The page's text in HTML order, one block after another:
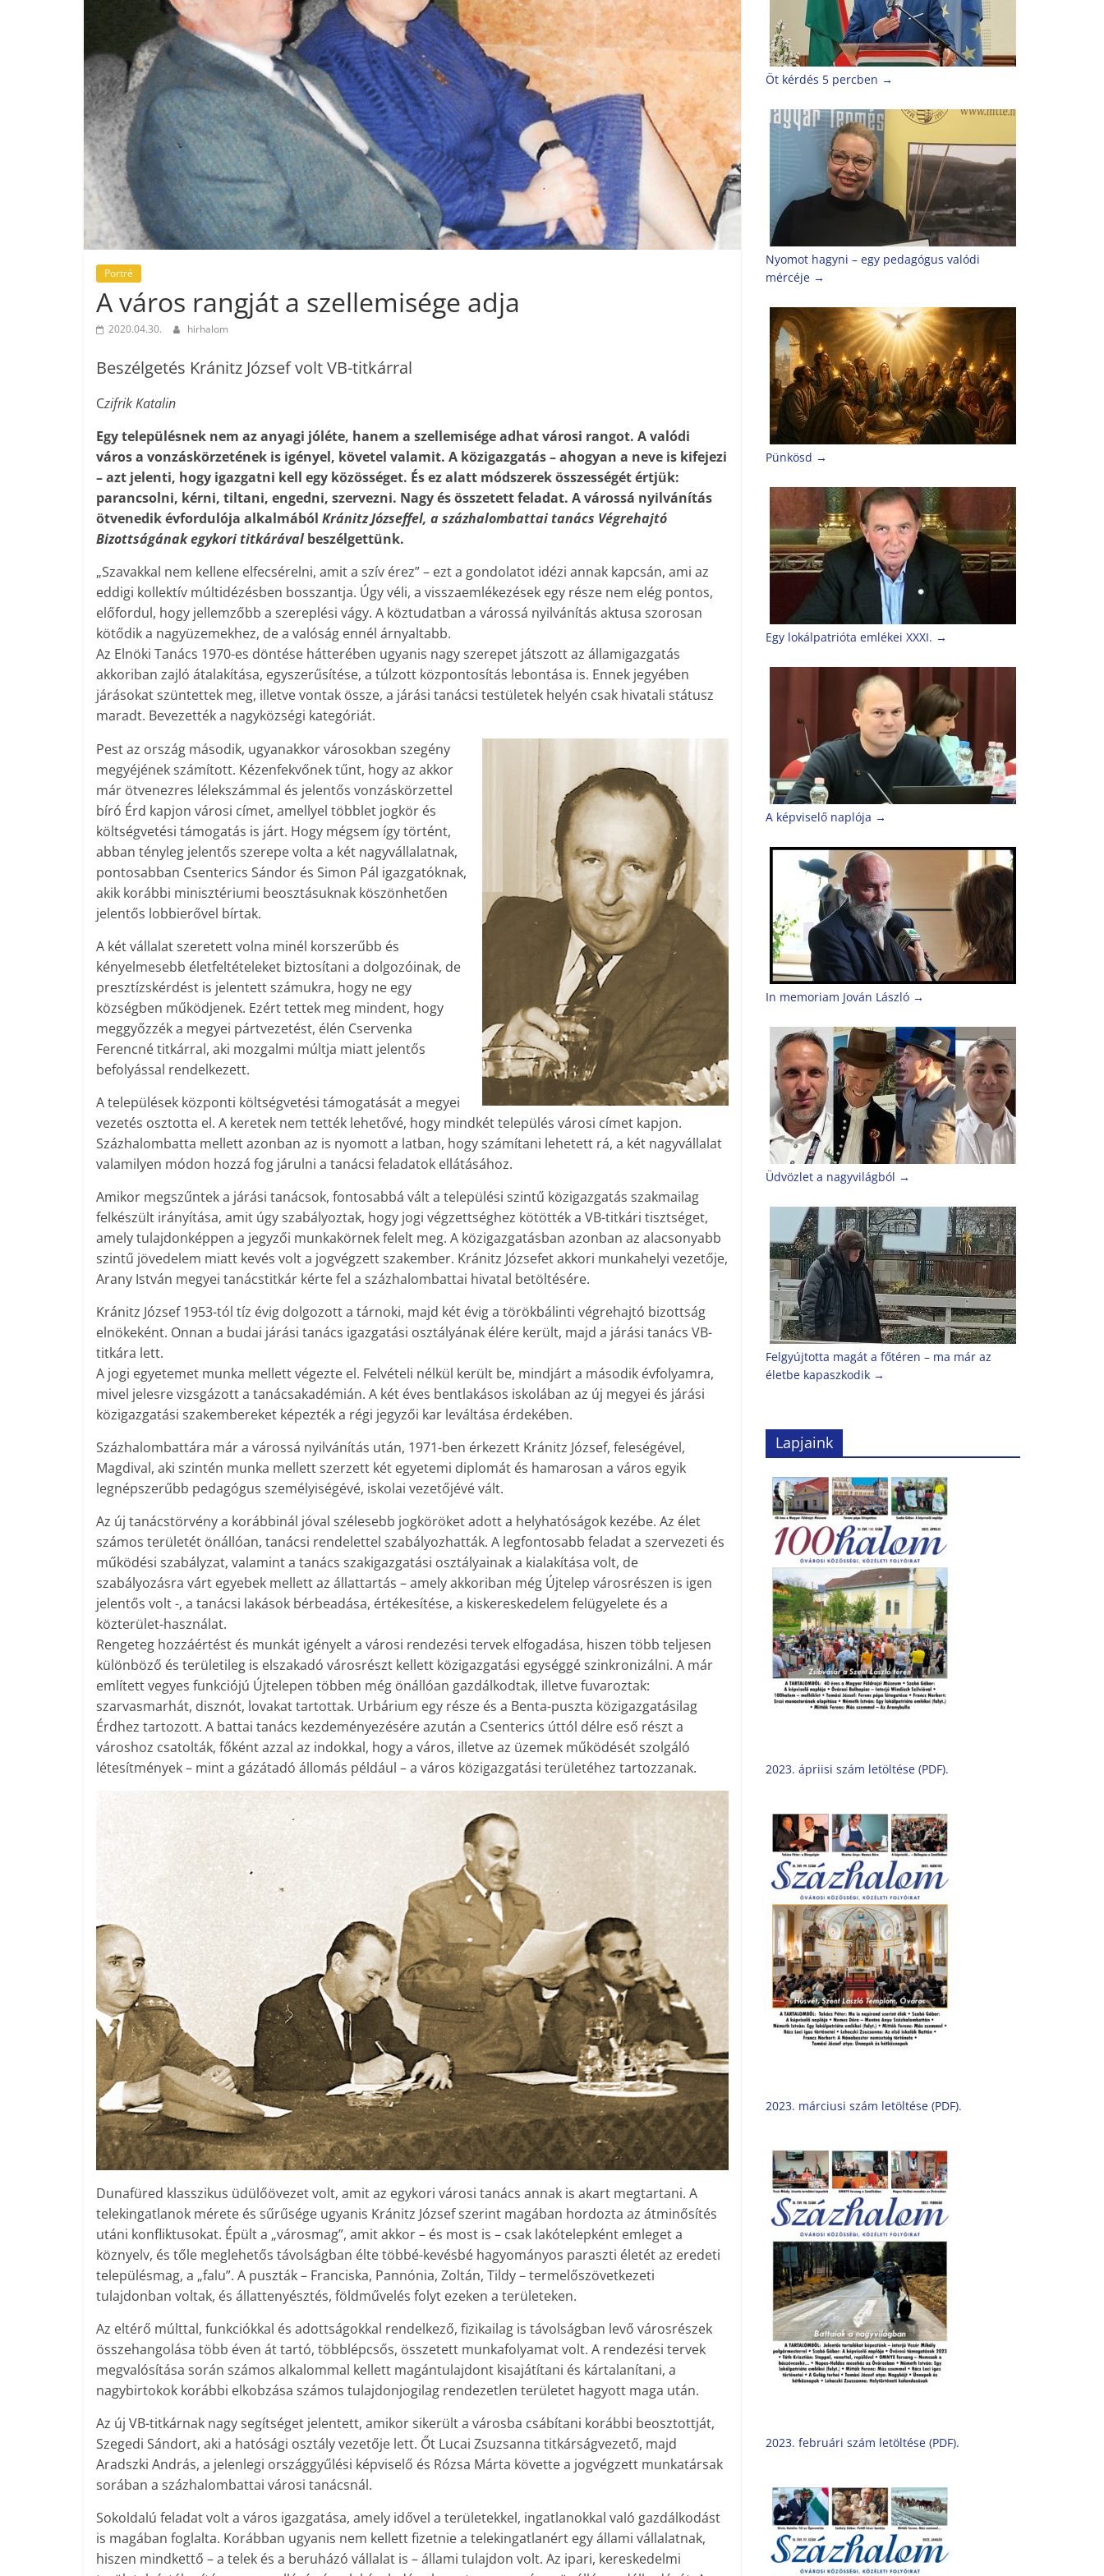
Portré
A város rangját a szellemisége adja
2020.04.30. hirhalom
Beszélgetés Kránitz József volt VB-titkárral
Czifrik Katalin
Egy településnek nem az anyagi jóléte, hanem a szellemisége adhat városi rangot. A valódi
város a vonzáskörzetének is igényel, követel valamit. A közigazgatás – ahogyan a neve is kifejezi
– azt jelenti, hogy igazgatni kell egy közösséget. És ez alatt módszerek összességét értjük:
parancsolni, kérni, tiltani, engedni, szervezni. Nagy és összetett feladat. A várossá nyilvánítás
ötvenedik évfordulója alkalmából Kránitz Józseffel, a százhalombattai tanács Végrehajtó
Bizottságának egykori titkárával beszélgettünk.
„Szavakkal nem kellene elfecsérelni, amit a szív érez” – ezt a gondolatot idézi annak kapcsán, ami az
eddigi kollektív múltidézésben bosszantja. Úgy véli, a visszaemlékezések egy része nem elég pontos,
előfordul, hogy jellemzőbb a szereplési vágy. A köztudatban a várossá nyilvánítás aktusa szorosan
kötődik a nagyüzemekhez, de a valóság ennél árnyaltabb.
Az Elnöki Tanács 1970-es döntése hátterében ugyanis nagy szerepet játszott az államigazgatás
akkoriban zajló átalakítása, egyszerűsítése, a túlzott központosítás lebontása is. Ennek jegyében
járásokat szüntettek meg, illetve vontak össze, a járási tanácsi testületek helyén csak hivatali státusz
maradt. Bevezették a nagyközségi kategóriát.
Pest az ország második, ugyanakkor városokban szegény
megyéjének számított. Kézenfekvőnek tűnt, hogy az akkor
már ötvenezres lélekszámmal és jelentős vonzáskörzettel
bíró Érd kapjon városi címet, amellyel többlet jogkör és
költségvetési támogatás is járt. Hogy mégsem így történt,
abban tényleg jelentős szerepe volta a két nagyvállalatnak,
pontosabban Csenterics Sándor és Simon Pál igazgatóknak,
akik korábbi minisztériumi beosztásuknak köszönhetően
jelentős lobbierővel bírtak.
A két vállalat szeretett volna minél korszerűbb és
kényelmesebb életfeltételeket biztosítani a dolgozóinak, de
presztízskérdést is jelentett számukra, hogy ne egy
községben működjenek. Ezért tettek meg mindent, hogy
meggyőzzék a megyei pártvezetést, élén Cservenka
Ferencné titkárral, aki mozgalmi múltja miatt jelentős
befolyással rendelkezett.
A települések központi költségvetési támogatását a megyei
vezetés osztotta el. A keretek nem tették lehetővé, hogy mindkét település városi címet kapjon.
Százhalombatta mellett azonban az is nyomott a latban, hogy számítani lehetett rá, a két nagyvállalat
valamilyen módon hozzá fog járulni a tanácsi feladatok ellátásához.
Amikor megszűntek a járási tanácsok, fontosabbá vált a települési szintű közigazgatás szakmailag
felkészült irányítása, amit úgy szabályoztak, hogy jogi végzettséghez kötötték a VB-titkári tisztséget,
amely tulajdonképpen a jegyzői munkakörnek felelt meg. A közigazgatásban azonban az alacsonyabb
szintű jövedelem miatt kevés volt a jogvégzett szakember. Kránitz Józsefet akkori munkahelyi vezetője,
Arany István megyei tanácstitkár kérte fel a százhalombattai hivatal betöltésére.
Kránitz József 1953-tól tíz évig dolgozott a tárnoki, majd két évig a törökbálinti végrehajtó bizottság
elnökeként. Onnan a budai járási tanács igazgatási osztályának élére került, majd a járási tanács VB-
titkára lett.
A jogi egyetemet munka mellett végezte el. Felvételi nélkül került be, mindjárt a második évfolyamra,
mivel jelesre vizsgázott a tanácsakadémián. A két éves bentlakásos iskolában az új megyei és járási
közigazgatási szakembereket képezték a régi jegyzői kar leváltása érdekében.
Százhalombattára már a várossá nyilvánítás után, 1971-ben érkezett Kránitz József, feleségével,
Magdival, aki szintén munka mellett szerzett két egyetemi diplomát és hamarosan a város egyik
legnépszerűbb pedagógus személyiségévé, iskolai vezetőjévé vált.
Az új tanácstörvény a korábbinál jóval szélesebb jogköröket adott a helyhatóságok kezébe. Az élet
számos területét önállóan, tanácsi rendelettel szabályozhatták. A legfontosabb feladat a szervezeti és
működési szabályzat, valamint a tanács szakigazgatási osztályainak a kialakítása volt, de
szabályozásra várt egyebek mellett az állattartás – amely akkoriban még Újtelep városrészen is igen
jelentős volt -, a tanácsi lakások bérbeadása, értékesítése, a kiskereskedelem felügyelete és a
közterület-használat.
Rengeteg hozzáértést és munkát igényelt a városi rendezési tervek elfogadása, hiszen több teljesen
különböző és területileg is elszakadó városrészt kellett közigazgatási egységgé szinkronizálni. A már
említett vegyes funkciójú Újtelepen többen még önállóan gazdálkodtak, illetve fuvaroztak:
szarvasmarhát, disznót, lovakat tartottak. Urbárium egy része és a Benta-puszta közigazgatásilag
Érdhez tartozott. A battai tanács kezdeményezésére azután a Csenterics úttól délre eső részt a
városhoz csatolták, főként azzal az indokkal, hogy a város, illetve az üzemek működését szolgáló
létesítmények – mint a gázátadó állomás például – a város közigazgatási területéhez tartozzanak.
Dunafüred klasszikus üdülőövezet volt, amit az egykori városi tanács annak is akart megtartani. A
telekingatlanok mérete és sűrűsége ugyanis Kránitz József szerint magában hordozta az átminősítés
utáni konfliktusokat. Épült a „városmag”, amit akkor – és most is – csak lakótelepként emleget a
köznyelv, és tőle meglehetős távolságban élte többé-kevésbé hagyományos paraszti életét az eredeti
településmag, a „falu”. A puszták – Franciska, Pannónia, Zoltán, Tildy – termelőszövetkezeti
tulajdonban voltak, és állattenyésztés, földművelés folyt ezeken a területeken.
Az eltérő múlttal, funkciókkal és adottságokkal rendelkező, fizikailag is távolságban levő városrészek
összehangolása több éven át tartó, többlépcsős, összetett munkafolyamat volt. A rendezési tervek
megvalósítása során számos alkalommal kellett magántulajdont kisajátítani és kártalanítani, a
nagybirtokok korábbi elkobzása számos tulajdonjogilag rendezetlen területet hagyott maga után.
Az új VB-titkárnak nagy segítséget jelentett, amikor sikerült a városba csábítani korábbi beosztottját,
Szegedi Sándort, aki a hatósági osztály vezetője lett. Őt Lucai Zsuzsanna titkárságvezető, majd
Aradszki András, a jelenlegi országgyűlési képviselő és Rózsa Márta követte a jogvégzett munkatársak
sorában a százhalombattai városi tanácsnál.
Sokoldalú feladat volt a város igazgatása, amely idővel a területekkel, ingatlanokkal való gazdálkodást
is magában foglalta. Korábban ugyanis nem kellett fizetnie a telekingatlanért egy állami vállalatnak,
hiszen mindkettő – a telek és a beruházó vállalat is – állami tulajdon volt. Az ipari, kereskedelmi
Öt kérdés 5 percben →
Nyomot hagyni – egy pedagógus valódi
mércéje →
Pünkösd →
Egy lokálpatrióta emlékei XXXI. →
A képviselő naplója →
In memoriam Jován László →
Üdvözlet a nagyvilágból →
Felgyújtotta magát a főtéren – ma már az
életbe kapaszkodik →
Lapjaink
2023. ápriisi szám letöltése (PDF).
2023. márciusi szám letöltése (PDF).
2023. februári szám letöltése (PDF).